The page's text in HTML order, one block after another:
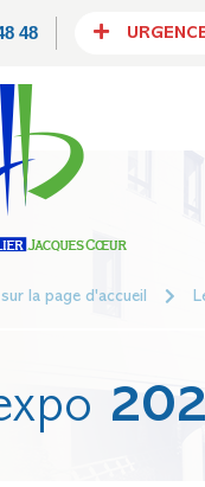
48
la page d'accueil